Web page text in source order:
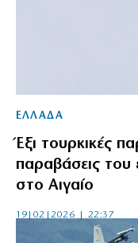
ΕΛΛΑΔΑ
Έξι τουρκικές
παραβάσεις του
στο Αιγαίο
19|02|2026 | 22:37